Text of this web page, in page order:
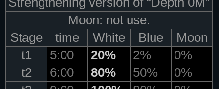
Moon: not use.
Stage
time White Blue
Moon
t1
5:00 20% 2%
0%
t2
6:00 80% 50%
0%